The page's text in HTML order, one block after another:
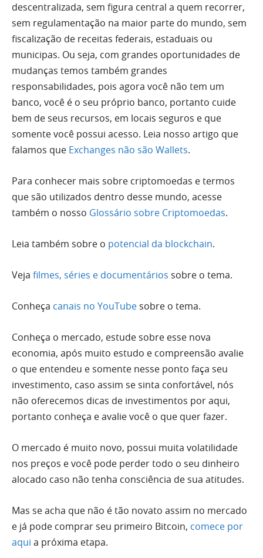
descentralizada, sem figura central a quem recorrer,
sem regulamentação na maior parte do mundo, sem
fiscalização de receitas federais, estaduais ou
municipas. Ou seja, com grandes oportunidades de
mudanças temos também grandes
responsabilidades, pois agora você não tem um
banco, você é o seu próprio banco, portanto cuide
bem de seus recursos, em locais seguros e que
somente você possui acesso. Leia nosso artigo que
falamos que Exchanges não são Wallets.
Para conhecer mais sobre criptomoedas e termos
que são utilizados dentro desse mundo, acesse
também o nosso Glossário sobre Criptomoedas.
Leia também sobre o potencial da blockchain.
Veja filmes, séries e documentários sobre o tema.
Conheça canais no YouTube sobre o tema.
Conheça o mercado, estude sobre esse nova
economia, após muito estudo e compreensão avalie
o que entendeu e somente nesse ponto faça seu
investimento, caso assim se sinta confortável, nós
não oferecemos dicas de investimentos por aqui,
portanto conheça e avalie você o que quer fazer.
O mercado é muito novo, possui muita volatilidade
nos preços e você pode perder todo o seu dinheiro
alocado caso não tenha consciência de sua atitudes.
Mas se acha que não é tão novato assim no mercado
e já pode comprar seu primeiro Bitcoin, comece por
aqui a próxima etapa.